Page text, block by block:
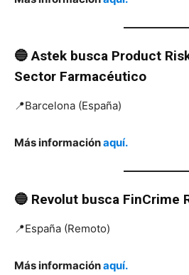
🔵 Astek busca Product
Sector Farmacéutico
📍Barcelona (España)
Más informaciónaquí.
🔵 Revolut busca FinCrime
📍España (Remoto)
Más informaciónaquí.